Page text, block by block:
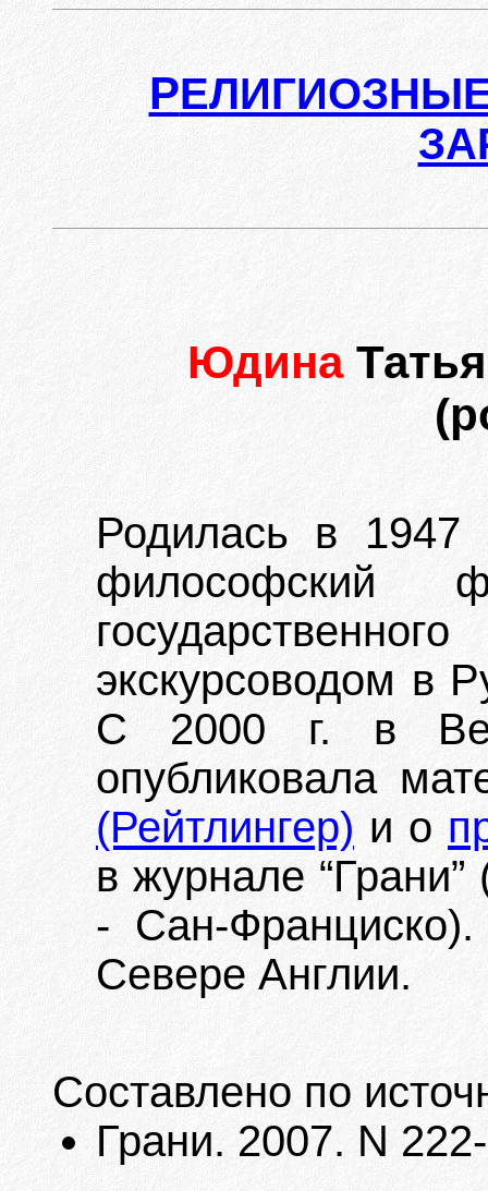
Р
Юдина
Родилась в 1947
философский
экскурсоводом в
С 2000 г. в
опубликовала
(Рейтлингер) и о
в журнале
- Сан-
Севере Англии.
Составлено по
Грани. 2007. N